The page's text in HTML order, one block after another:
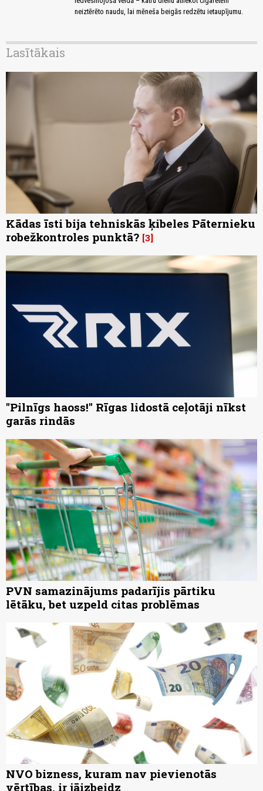
neiztērēto naudu, lai mēneša beigās redzētu ietaupījumu.
Lasītākais
Kādas īsti bija tehniskās ķibeles Pāternieku
robežkontroles punktā? 3
"Pilnīgs haoss!" Rīgas lidostā ceļotāji nīkst
garās rindās
PVN samazinājums padarījis pārtiku
lētāku, bet uzpeld citas problēmas
NVO bizness, kuram nav pievienotās
vērtības, ir jāizbeidz